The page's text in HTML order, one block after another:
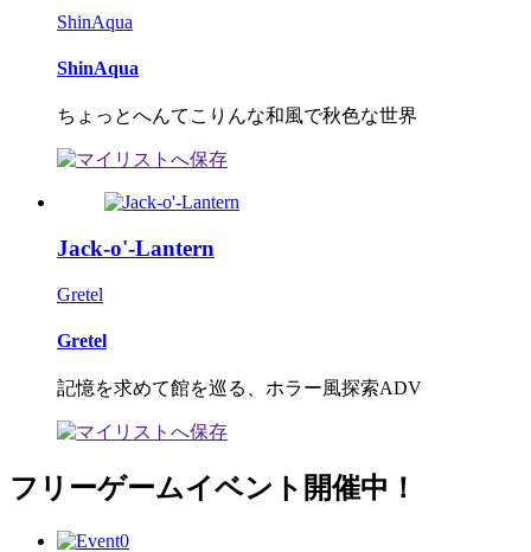
ShinAqua
ShinAqua
ちょっとへんてこりんな和風で秋色な世界
Jack-o'-Lantern
Gretel
Gretel
記憶を求めて館を巡る、ホラー風探索ADV
フリーゲームイベント開催中！